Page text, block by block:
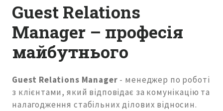
Guest Relations
Manager – професія
майбутнього
Guest Relations Manager - менеджер по роботі
з клієнтами, який відповідає за комунікацію та
налагодження стабільних ділових відносин.